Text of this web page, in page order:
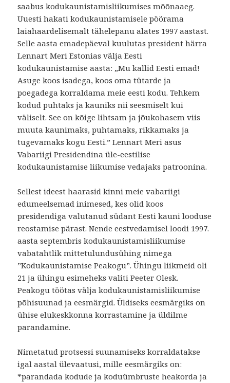
saabus kodukaunistamisliikumises mõõnaaeg.
Uuesti hakati kodukaunistamisele pöörama
laiahaardelisemalt tähelepanu alates 1997 aastast.
Selle aasta emadepäeval kuulutas president härra
Lennart Meri Estonias välja Eesti
kodukaunistamise aasta: „Mu kallid Eesti emad!
Asuge koos isadega, koos oma tütarde ja
poegadega korraldama meie eesti kodu. Tehkem
kodud puhtaks ja kauniks nii seesmiselt kui
väliselt. See on kõige lihtsam ja jõukohasem viis
muuta kaunimaks, puhtamaks, rikkamaks ja
tugevamaks kogu Eesti.” Lennart Meri asus
Vabariigi Presidendina üle-eestilise
kodukaunistamise liikumise vedajaks patroonina.
Sellest ideest haarasid kinni meie vabariigi
edumeelsemad inimesed, kes olid koos
presidendiga valutanud südant Eesti kauni looduse
reostamise pärast. Nende eestvedamisel loodi 1997.
aasta septembris kodukaunistamisliikumise
vabatahtlik mittetulundusühing nimega
”Kodukaunistamise Peakogu”. Ühingu liikmeid oli
21 ja ühingu esimeheks valiti Peeter Olesk.
Peakogu töötas välja kodukaunistamisliikumise
põhisuunad ja eesmärgid. Üldiseks eesmärgiks on
ühise elukeskkonna korrastamine ja üldilme
parandamine.
Nimetatud protsessi suunamiseks korraldatakse
igal aastal ülevaatusi, mille eesmärgiks on:
*parandada kodude ja koduümbruste heakorda ja